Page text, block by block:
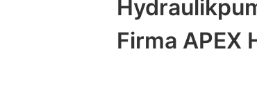
Firma APEX